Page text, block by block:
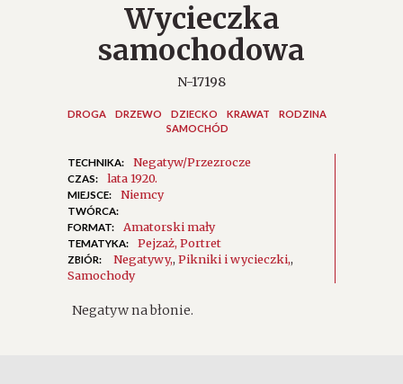
Wycieczka
samochodowa
N-17198
DROGA DRZEWO DZIECKO KRAWAT
RODZINA
SAMOCHÓD
TECHNIKA: Negatyw/Przezrocze
CZAS: lata 1920.
MIEJSCE: Niemcy
TWÓRCA:
FORMAT:
Amatorski mały
TEMATYKA: Pejzaż Portret
ZBIÓR: Negatywy,Pikniki i wycieczki,
Samochody
Negatyw na błonie.